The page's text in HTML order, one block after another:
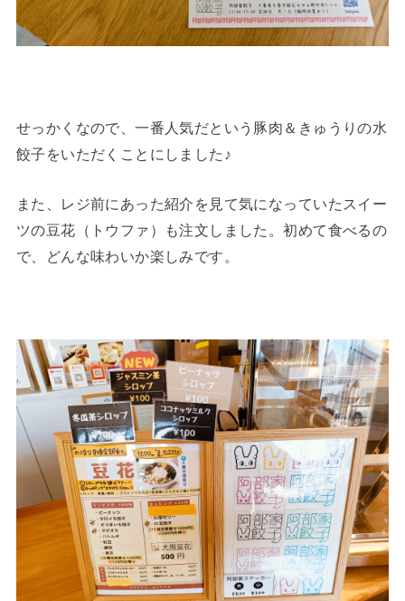
せっかくなので、一番人気だという豚肉＆きゅうりの水
餃子をいただくことにしました♪
また、レジ前にあった紹介を見て気になっていたスイー
ツの豆花（トウファ）も注文しました。初めて食べるの
で、どんな味わいか楽しみです。